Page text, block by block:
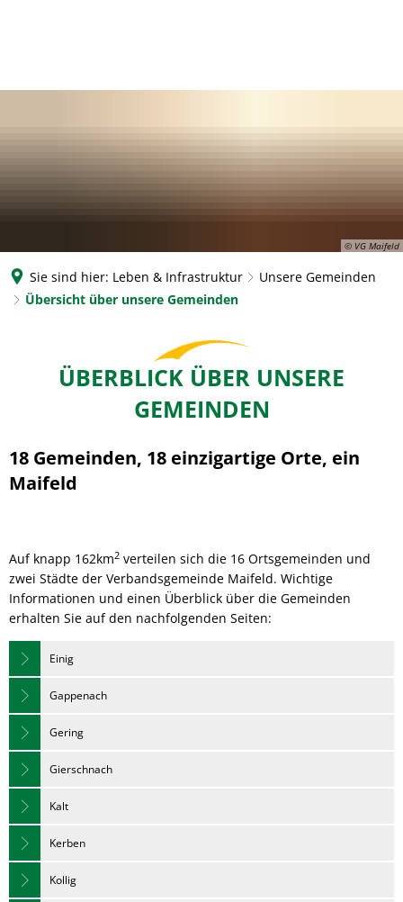
© VG Maifeld
Sie sind hier: Leben & Infrastruktur
Unsere Gemeinden
Übersicht über unsere Gemeinden
Gemeinden
ÜBERBLICK ÜBER UNSERE
GEMEINDEN
18 Gemeinden, 18 einzigartige Orte, ein
Maifeld
Auf knapp 162km2 verteilen sich die 16 Ortsgemeinden und
zwei Städte der Verbandsgemeinde Maifeld. Wichtige
Informationen und einen Überblick über die Gemeinden
erhalten Sie auf den nachfolgenden Seiten:
Einig
Gappenach
Gering
Gierschnach
Kalt
Kerben
Kollig